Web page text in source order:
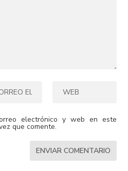
electrónico y web en este
que comente.